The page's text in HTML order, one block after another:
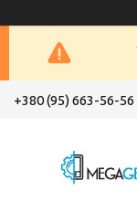
+380 (95) 663-56-56